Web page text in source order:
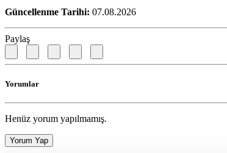
Güncellenme Tarihi: 07.08.2026
Paylaş
Yorumlar
Henüz yorum yapılmamış.
Yorum Yap